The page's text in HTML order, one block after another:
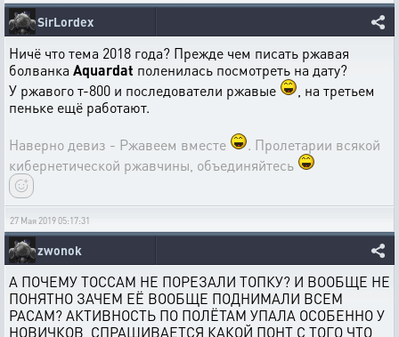
SirLordex
Ничё что тема 2018 года? Прежде чем писать ржавая
болванка Aquardat поленилась посмотреть на дату?
У ржавого т-800 и последователи ржавые
, на третьем
пеньке ещё работают.
Наверно девиз - Ржавеем вместе
. Пролетарии всякой
кибернетической ржавчины, объединяйтесь
27 Мая 2019 05:17:31
zwonok
А ПОЧЕМУ ТОССАМ НЕ ПОРЕЗАЛИ ТОПКУ? И ВООБЩЕ НЕ
ПОНЯТНО ЗАЧЕМ ЕЁ ВООБЩЕ ПОДНИМАЛИ ВСЕМ
РАСАМ? АКТИВНОСТЬ ПО ПОЛЁТАМ УПАЛА ОСОБЕННО У
НОВИЧКОВ, СПРАШИВАЕТСЯ КАКОЙ ПОНТ С ТОГО ЧТО